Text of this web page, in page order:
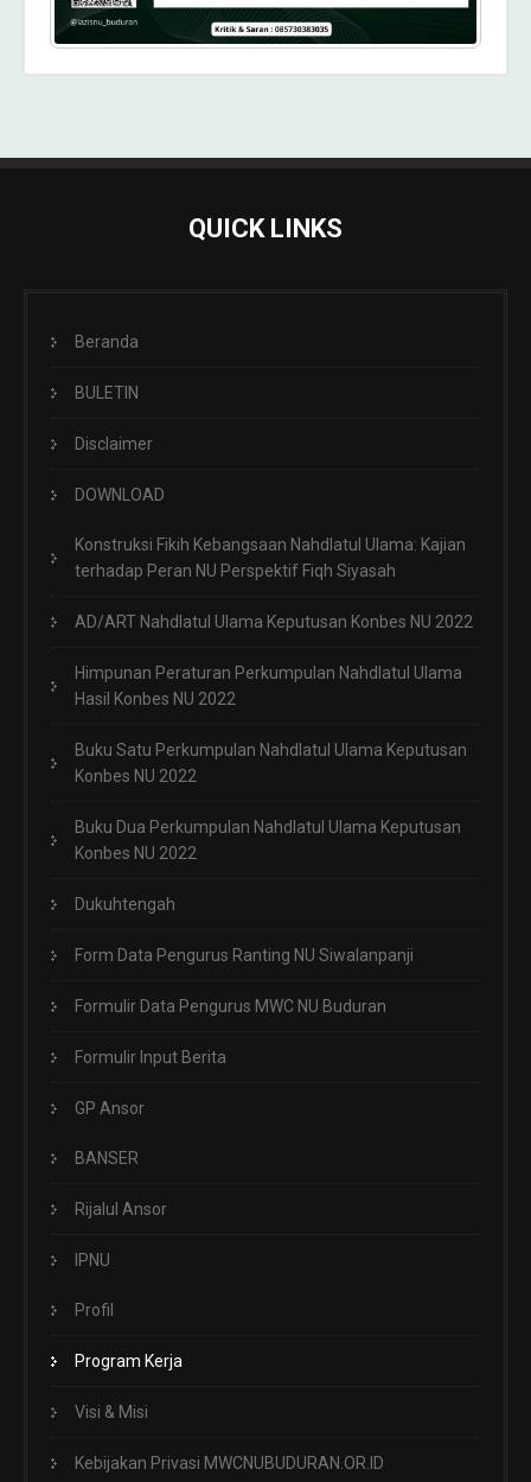
QUICK LINKS
Beranda
BULETIN
Disclaimer
DOWNLOAD
Konstruksi Fikih Kebangsaan Nahdlatul Ulama: Kajian
terhadap Peran NU Perspektif Fiqh Siyasah
AD/ART Nahdlatul Ulama Keputusan Konbes NU 2022
Himpunan Peraturan Perkumpulan Nahdlatul Ulama
Hasil Konbes NU 2022
Buku Satu Perkumpulan Nahdlatul Ulama Keputusan
Konbes NU 2022
Buku Dua Perkumpulan Nahdlatul Ulama Keputusan
Konbes NU 2022
Dukuhtengah
Form Data Pengurus Ranting NU Siwalanpanji
Formulir Data Pengurus MWC NU Buduran
Formulir Input Berita
GP Ansor
BANSER
Rijalul Ansor
IPNU
Profil
Program Kerja
Visi & Misi
Kebijakan Privasi MWCNUBUDURAN.OR.ID